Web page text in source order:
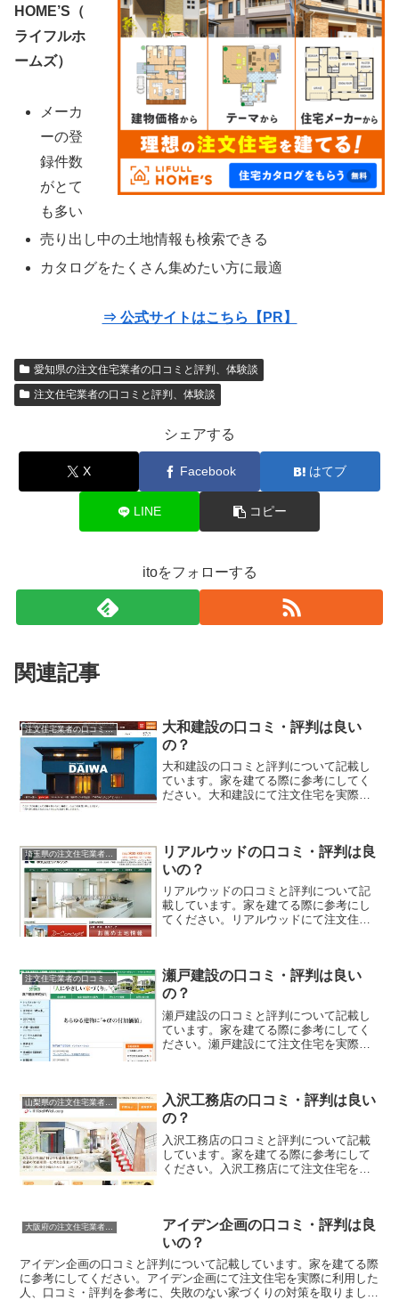
HOME’S（
ライフルホ
ームズ）
メーカ
ーの登
録件数
がとて
も多い
売り出し中の土地情報も検索できる
カタログをたくさん集めたい方に最適
⇒ 公式サイトはこちら【PR】
愛知県の注文住宅業者の口コミと評判、体験談
注文住宅業者の口コミと評判、体験談
シェアする
X Facebook はてブ
LINE コピー
itoをフォローする
関連記事
注文住宅業者の口コミと評判、体験談
大和建設の口コミ・評判は良い
の？
大和建設の口コミと評判について記載し
ています。家を建てる際に参考にしてく
ださい。大和建設にて注文住宅を実際に
リアルウッドの口コミ・評判は良
いの？
リアルウッドの口コミと評判について記
載しています。家を建てる際に参考にし
てください。リアルウッドにて注文住宅
注文住宅業者の口コミと評判、体験談
瀬戸建設の口コミ・評判は良い
の？
瀬戸建設の口コミと評判について記載し
ています。家を建てる際に参考にしてく
ださい。瀬戸建設にて注文住宅を実際に
山梨県の注文住宅業者の口コミと評判、体験談
入沢工務店の口コミ・評判は良い
の？
入沢工務店の口コミと評判について記載
しています。家を建てる際に参考にして
ください。入沢工務店にて注文住宅を実
アイデン企画の口コミ・評判は良
いの？
アイデン企画の口コミと評判について記載しています。家を建てる際
に参考にしてください。アイデン企画にて注文住宅を実際に利用した
人、口コミ・評判を参考に、失敗のない家づくりの対策を取りましょ